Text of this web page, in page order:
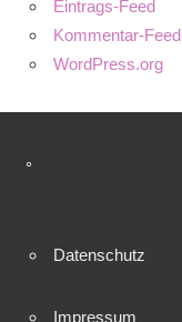
Eintrags-Feed
Kommentar-Feed
WordPress.org
°
Datenschutz
Impressum